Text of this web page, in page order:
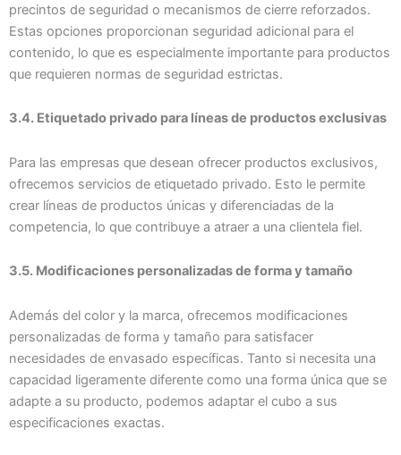
precintos de seguridad o mecanismos de cierre reforzados.
Estas opciones proporcionan seguridad adicional para el
contenido, lo que es especialmente importante para productos
que requieren normas de seguridad estrictas.
3.4. Etiquetado privado para líneas de productos exclusivas
Para las empresas que desean ofrecer productos exclusivos,
ofrecemos servicios de etiquetado privado. Esto le permite
crear líneas de productos únicas y diferenciadas de la
competencia, lo que contribuye a atraer a una clientela fiel.
3.5. Modificaciones personalizadas de forma y tamaño
Además del color y la marca, ofrecemos modificaciones
personalizadas de forma y tamaño para satisfacer
necesidades de envasado específicas. Tanto si necesita una
capacidad ligeramente diferente como una forma única que se
adapte a su producto, podemos adaptar el cubo a sus
especificaciones exactas.